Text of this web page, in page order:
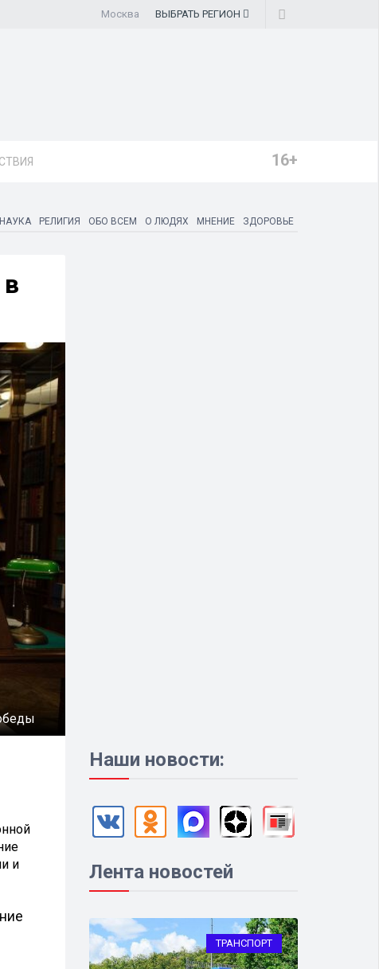
Москва ВЫБРАТЬ РЕГИОН
16+
РЕЛИГИЯ ОБО ВСЕМ О ЛЮДЯХ МНЕНИЕ ЗДОРОВЬЕ
и
Наши новости:
Лента новостей
ТРАНСПОРТ